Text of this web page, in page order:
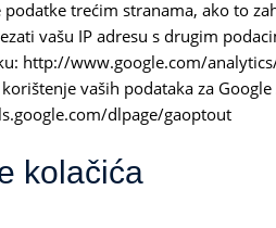
trećim stranama, ako to
vašu IP adresu s drugim
http://www.google.com/
vaših podataka za
dlpage/gaoptout
kolačića